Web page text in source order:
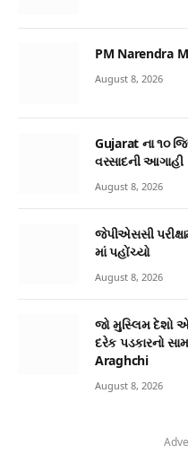
PM Narendra
August 8, 2026
Gujarat ના ૧૦
વરસાદની આગાહી
August 8, 2026
જેપીએસસી
માં પહોંચ્યો
August 8, 2026
જો મુસ્લિમ દેશો
દરેક પડકારનો
Araghchi
August 8, 2026